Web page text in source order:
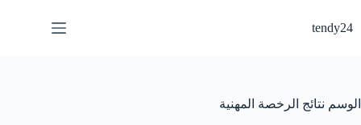
إلى
المحتوى
tendy24
الوسم نتائج الرخصة المهنية